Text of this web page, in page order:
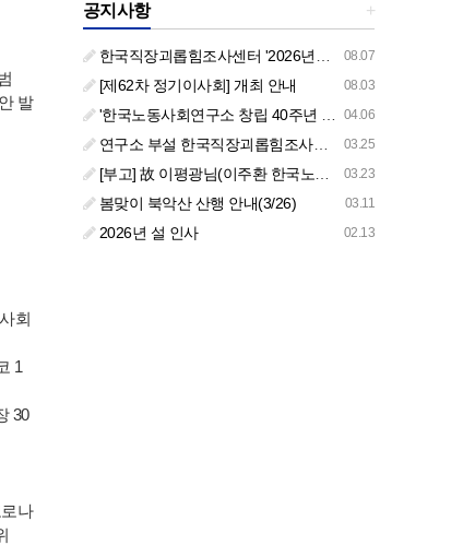
발
회
1
30
나
+
공지사항
08.07
한국직장괴롭힘조사센터 '2026년도 하반기 주요 사업 안내' (교육/컨설팅)
08.03
[제62차 정기이사회] 개최 안내
04.06
'한국노동사회연구소 창립 40주년 기념 행사 안내'
03.25
연구소 부설 한국직장괴롭힘조사센터 '2026년도 주요 사업 안내' (교육/컨설팅)
03.23
[부고] 故 이평광님(이주환 한국노동사회연구소 부소장 부친상)
03.11
봄맞이 북악산 산행 안내(3/26)
02.13
2026년 설 인사